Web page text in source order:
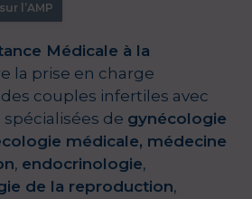
l’AMP
Médicale à la
la prise en charge
couples infertiles avec
de gynécologie
médicale, médecine
, endocrinologie,
de la reproduction,